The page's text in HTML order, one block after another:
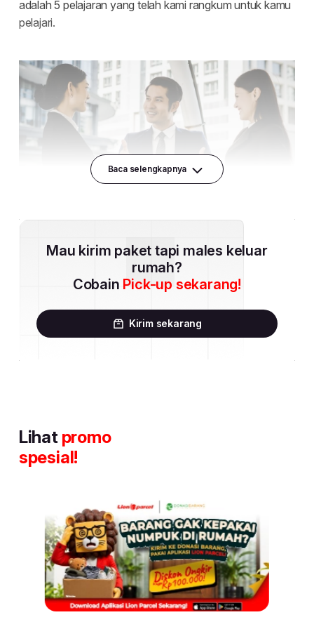
Baca selengkapnya
Mau kirim paket tapi males keluar
rumah?
Cobain Pick-up sekarang!
Kirim sekarang
Lihat promo
spesial!